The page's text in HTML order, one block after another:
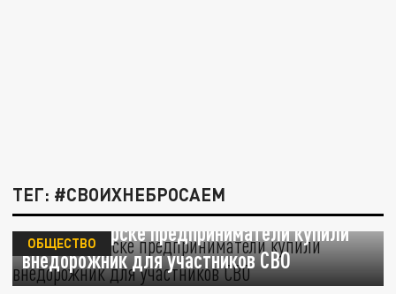
ТЕГ: #СВОИХНЕБРОСАЕМ
В Новосибирске предприниматели купили
внедорожник для участников СВО
ОБЩЕСТВО